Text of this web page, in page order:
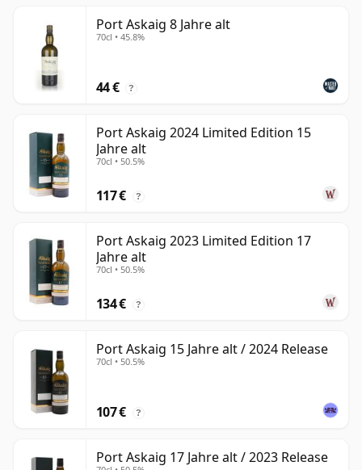
Port Askaig 8 Jahre alt
70cl • 45.8%
44 € ?
Port Askaig 2024 Limited Edition 15
Jahre alt
70cl • 50.5%
117 € ?
Port Askaig 2023 Limited Edition 17
Jahre alt
70cl • 50.5%
134 € ?
Port Askaig 15 Jahre alt / 2024 Release
70cl • 50.5%
107 € ?
Port Askaig 17 Jahre alt / 2023 Release